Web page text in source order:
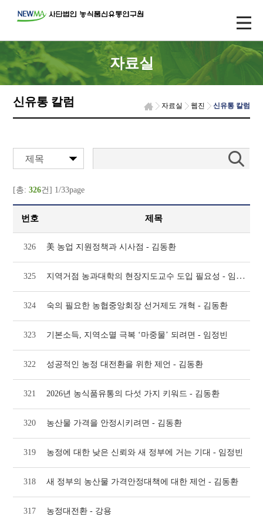
자료실
신유통 칼럼 자료실 웹진 신유통 칼럼
제목
[총:326건] 1/33page
번호 제목
326 美 농업 지원정책과 시사점 - 김동환
325 지역거점 농과대학의 현장지도교수 도입 필요성 - 임정빈
324 숙의 필요한 농협중앙회장 선거제도 개혁 - 김동환
323 기본소득, 지역소멸 극복 ‘마중물’ 되려면 - 임정빈
322 성공적인 농정 대전환을 위한 제언 - 김동환
321 2026년 농식품유통의 다섯 가지 키워드 - 김동환
320 농산물 가격을 안정시키려면 - 김동환
319 농정에 대한 낮은 신뢰와 새 정부에 거는 기대 - 임정빈
318 새 정부의 농산물 가격안정대책에 대한 제언 - 김동환
317 농정대전환 - 강용